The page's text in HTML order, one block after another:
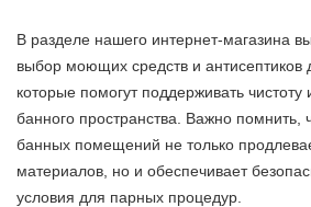
В разделе нашего интернет-магазина
выбор моющих средств и антисептиков
которые помогут поддерживать чистоту
банного пространства. Важно помнить,
банных помещений не только
материалов, но и обеспечивает
условия для парных процедур.